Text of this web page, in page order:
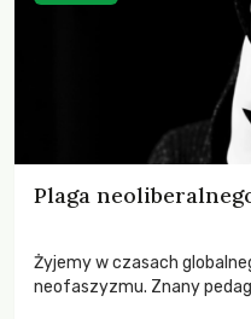
Plaga
Żyjemy w czasach
neofaszyzmu. Znany